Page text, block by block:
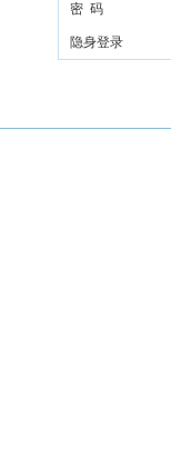
密 码
隐身登录